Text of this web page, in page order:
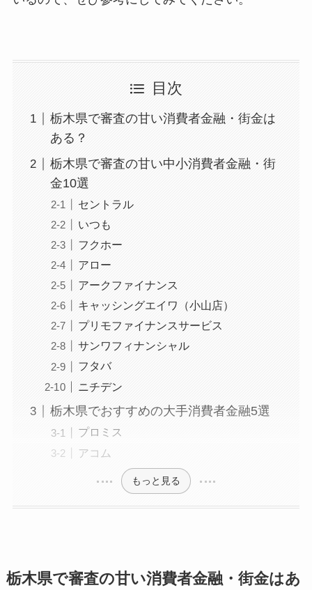
目次
栃木県で審査の甘い消費者金融・街金は
ある？
栃木県で審査の甘い中小消費者金融・街
金10選
セントラル
いつも
フクホー
アロー
アークファイナンス
キャッシングエイワ（小山店）
プリモファイナンスサービス
サンワフィナンシャル
フタバ
ニチデン
栃木県でおすすめの大手消費者金融5選
プロミス
アコム
もっと見る
栃木県で審査の甘い消費者金融・街金はあ